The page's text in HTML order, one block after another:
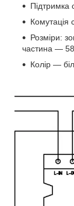
Підтримка
Комутація
Розміри:
частина —
Колір —